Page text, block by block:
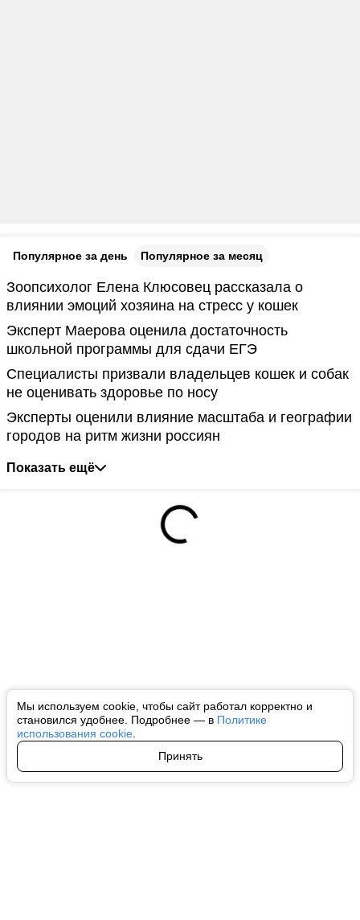
Мы используем cookie, чтобы сайт работал корректно и
становился удобнее. Подробнее — в Политике
использования cookie
Принять
Популярное за день Популярное за месяц
Зоопсихолог Елена Клюсовец рассказала о
влиянии эмоций хозяина на стресс у кошек
Эксперт Маерова оценила достаточность
школьной программы для сдачи ЕГЭ
Специалисты призвали владельцев кошек и собак
не оценивать здоровье по носу
Эксперты оценили влияние масштаба и географии
городов на ритм жизни россиян
Показать ещё